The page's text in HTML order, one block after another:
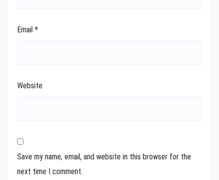
Email *
Website
Save my name, email, and website in this browser for the
next time I comment.